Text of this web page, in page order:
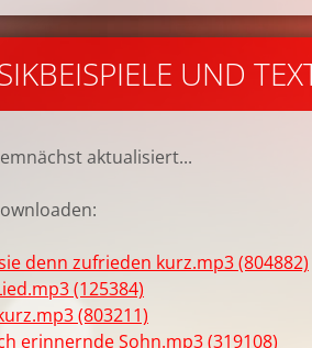
UND
aktualisiert...
denn zufrieden kurz.mp3 (804882)
(125384)
(803211)
erinnernde Sohn.mp3 (319108)